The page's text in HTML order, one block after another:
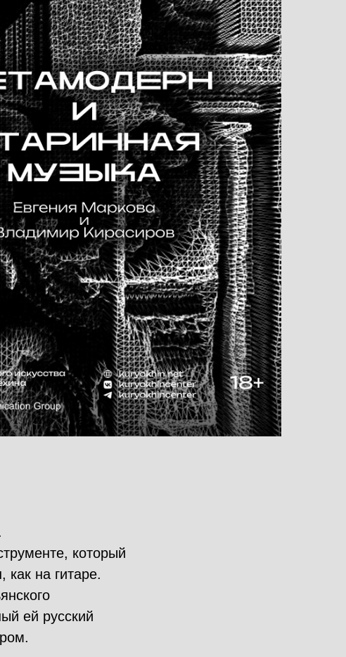
который
как на гитаре.
ей русский